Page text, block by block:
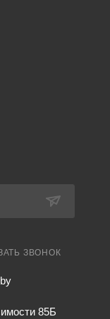
ЗВОНОК
85Б